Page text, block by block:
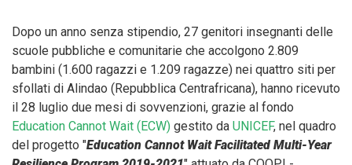
Dopo un anno senza stipendio, 27 genitori insegnanti delle
scuole pubbliche e comunitarie che accolgono 2.809
bambini (1.600 ragazzi e 1.209 ragazze) nei quattro siti per
sfollati di Alindao (Repubblica Centrafricana), hanno ricevuto
il 28 luglio due mesi di sovvenzioni, grazie al fondo
Education Cannot Wait (ECW) gestito da UNICEF, nel quadro
del progetto "Education Cannot Wait Facilitated Multi-Year